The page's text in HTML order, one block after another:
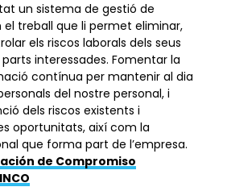
un sistema de gestió de
treball que li permet eliminar,
els riscos laborals dels seus
interessades. Fomentar la
contínua per mantenir al dia
del nostre personal, i
dels riscos existents i
oportunitats, així com la
que forma part de l’empresa.
de Compromiso